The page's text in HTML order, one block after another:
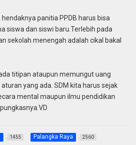
hendaknya panitia PPDB harus bisa
siswa dan siswi baru.Terlebih pada
sekolah menengah adalah cikal bakal
titipan ataupun memungut uang
yang ada. SDM kita harus sejak
mental maupun ilmu pendidikan
1455 Palangka Raya 2560